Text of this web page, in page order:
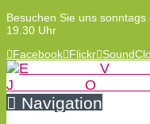
Besuchen Sie uns
19.30 Uhr
Facebook Flickr
Navigation